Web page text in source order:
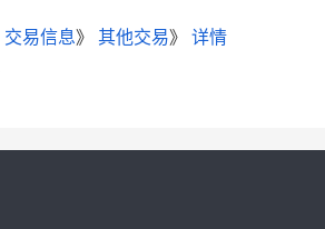
交易信息》 其他交易》 详情